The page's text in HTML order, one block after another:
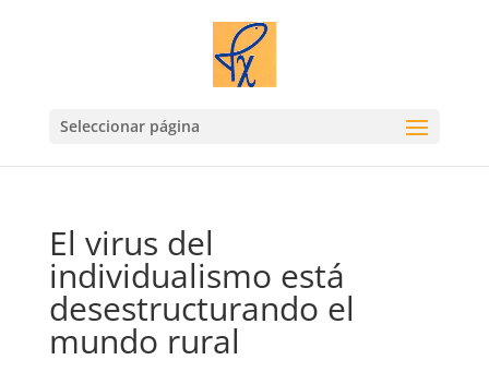
Seleccionar página
El virus del
individualismo está
desestructurando el
mundo rural